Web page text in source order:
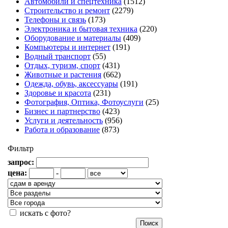
Строительство и ремонт (2279)
Телефоны и связь (173)
Электроника и бытовая техника (220)
Оборудование и материалы (409)
Компьютеры и интернет (191)
Водный транспорт (55)
Отдых, туризм, спорт (431)
Животные и растения (662)
Одежда, обувь, аксессуары (191)
Здоровье и красота (231)
Фотография, Оптика, Фотоуслуги (25)
Бизнес и партнерство (423)
Услуги и деятельность (956)
Работа и образование (873)
Фильтр
запрос:
цена:
-
искать с фото?